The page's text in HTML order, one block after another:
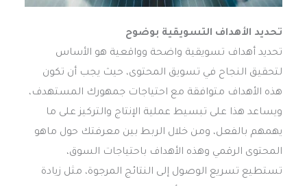
تحديد الأهداف التسويقية بوضوح
تحديد أهداف تسويقية واضحة وواقعية هو الأساس
لتحقيق النجاح في تسويق المحتوى، حيث يجب أن تكون
هذه الأهداف متوافقة مع احتياجات جمهورك المستهدف،
ويساعد هذا على تبسيط عملية الإنتاج والتركيز على ما
يهمهم بالفعل، ومن خلال الربط بين معرفتك حول ماهو
المحتوى الرقمي وهذه الأهداف باحتياجات السوق،
تستطيع تسريع الوصول إلى النتائج المرجوة، مثل زيادة